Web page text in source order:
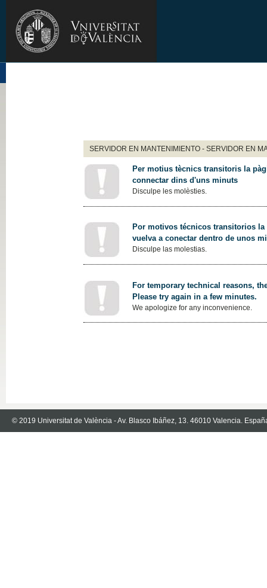
SERVIDOR EN MANTENIMIENTO - SERVIDOR EN
Per motius tècnics transitoris la
connectar dins d'uns minuts
Disculpe les molèsties.
Por motivos técnicos transitorios
vuelva a conectar dentro de unos
Disculpe las molestias.
For temporary technical reasons,
Please try again in a few minutes.
We apologize for any inconvenience.
© 2019 Universitat de València - Av. Blasco Ibáñez, 13. 46010 Valencia.